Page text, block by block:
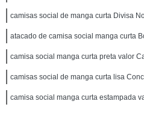
camisas social de manga curta Divisa
atacado de camisa social manga curta
camisa social manga curta preta valor
camisas social de manga curta lisa
camisa social manga curta estampada